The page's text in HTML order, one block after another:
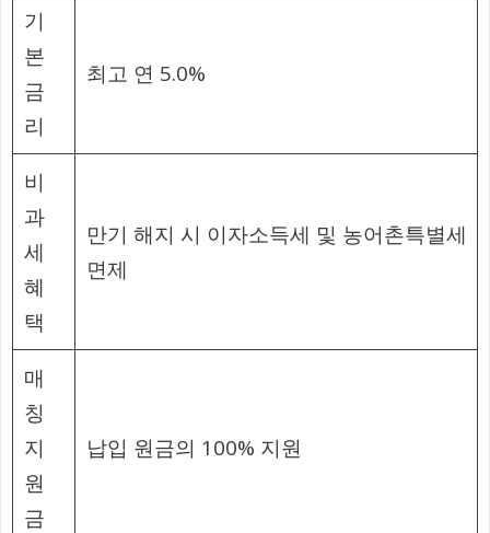
기
본
금
리
최고 연 5.0%
비
과
세
혜
택
만기 해지 시 이자소득세 및 농어촌특별세
면제
매
칭
지
원
금
납입 원금의 100% 지원